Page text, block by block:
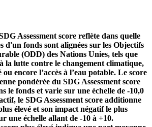
Assessment score reflète dans quelle
d'un fonds sont alignées sur les Objectifs
(ODD) des Nations Unies, tels que
la lutte contre le changement climatique,
encore l’accès à l’eau potable. Le score
pondérée du SDG Assessment score
le fonds et varie sur une échelle de -10,0
le SDG Assessment score additionne
élevé et son impact négatif le plus
une échelle allant de -10 à +10.